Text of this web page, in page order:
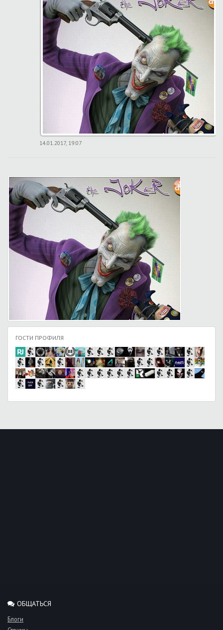
14.01.2017, 19:07
ГОСТИ ПРОФИЛЯ
ОБЩАТЬСЯ
Блоги